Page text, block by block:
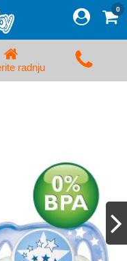
Registracija
0
radnju